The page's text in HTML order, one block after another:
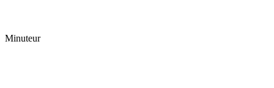
Minuteur